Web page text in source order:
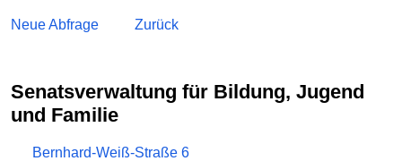
Neue Abfrage Zurück
Senatsverwaltung für Bildung, Jugend
und Familie
Bernhard-Weiß-Straße 6